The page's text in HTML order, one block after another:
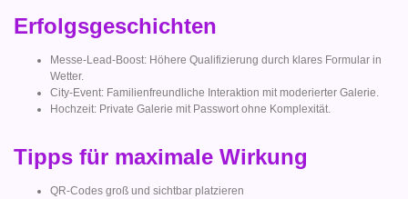
Erfolgsgeschichten
Messe-Lead-Boost: Höhere Qualifizierung durch klares Formular in
Wetter.
City-Event: Familienfreundliche Interaktion mit moderierter Galerie.
Hochzeit: Private Galerie mit Passwort ohne Komplexität.
Tipps für maximale Wirkung
QR-Codes groß und sichtbar platzieren